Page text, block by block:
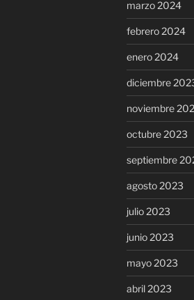
marzo 2024
febrero 2024
enero 2024
diciembre
noviembre
octubre 2023
septiembre
agosto 2023
julio 2023
junio 2023
mayo 2023
abril 2023